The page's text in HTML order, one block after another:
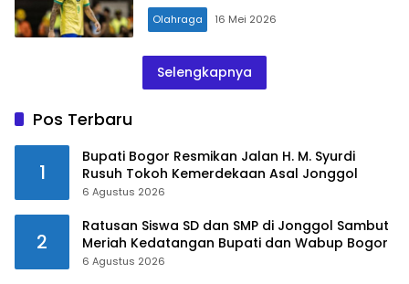
Olahraga 16 Mei 2026
Selengkapnya
Pos Terbaru
1
Bupati Bogor Resmikan Jalan H. M. Syurdi
Rusuh Tokoh Kemerdekaan Asal Jonggol
6 Agustus 2026
2
Ratusan Siswa SD dan SMP di Jonggol Sambut
Meriah Kedatangan Bupati dan Wabup Bogor
6 Agustus 2026